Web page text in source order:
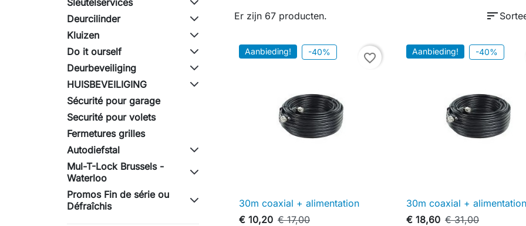
Deurcilinder
Kluizen
Do it ourself
Deurbeveiliging
HUISBEVEILIGING
Sécurité pour garage
Securité pour volets
Fermetures grilles
Autodiefstal
Mul-T-Lock Brussels -
Waterloo
Promos Fin de série ou
Défraîchis
Er zijn 67 producten. sort
Aanbieding! -40% favorite_border
 Snel bekijken
30m coaxial + alimentation
€ 10,20 € 17,00
Aanbieding! -40%
 Snel bekijken
30m coaxial + alimentation
€ 18,60 € 31,00